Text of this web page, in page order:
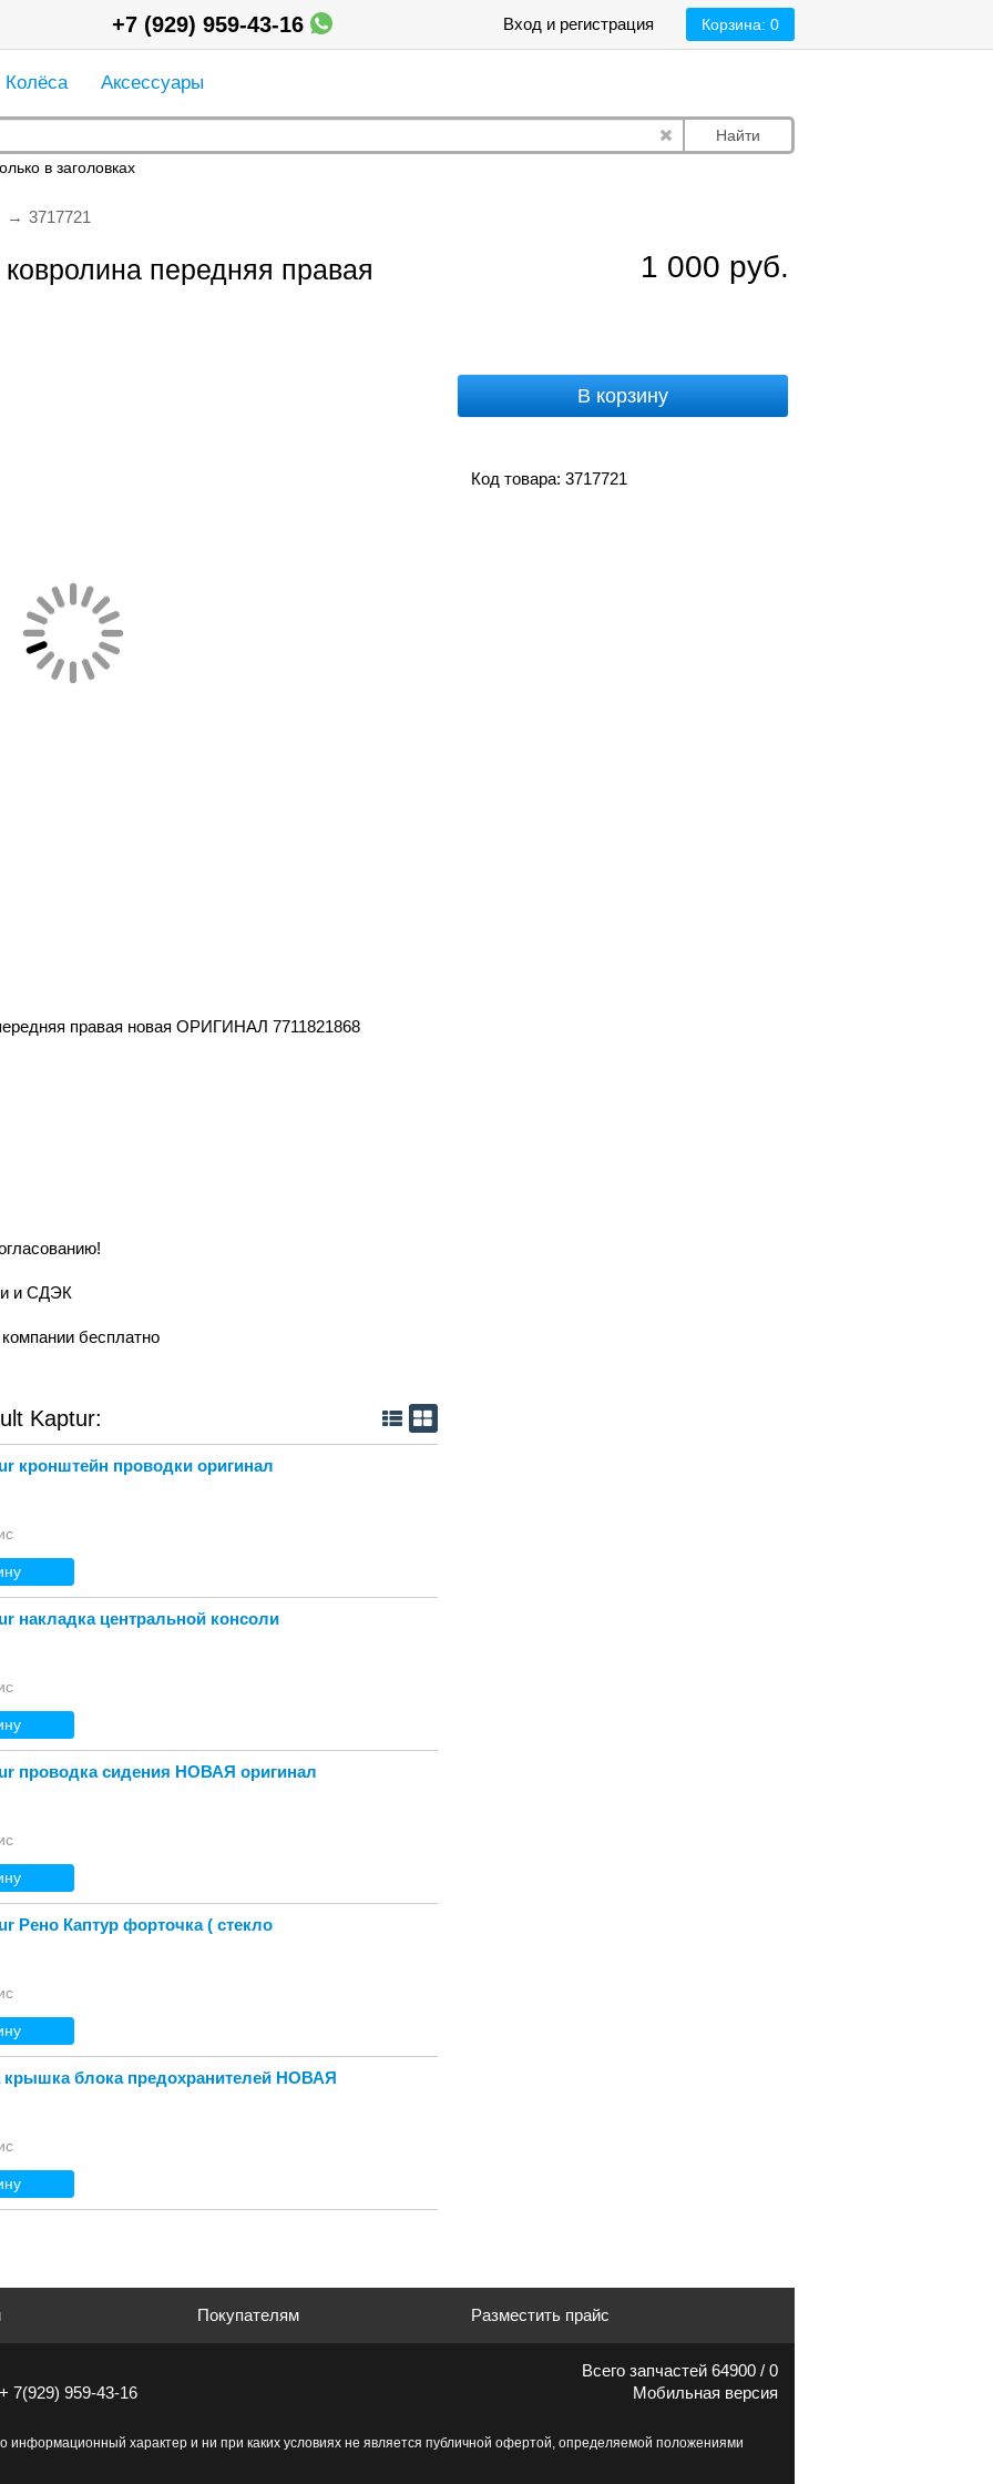
Корзина: 0
Вход и регистрация
+7 (929) 959-43-16
Колёса Аксессуары
Найти
в заголовках
3717721
передняя правая
1 000 руб.
В корзину
Код товара: 3717721
правая новая ОРИГИНАЛ 7711821868
и СДЭК
бесплатно
Kaptur:
кронштейн проводки оригинал
накладка центральной консоли
проводка сидения НОВАЯ оригинал
Рено Каптур форточка ( стекло
крышка блока предохранителей НОВАЯ
Покупателям Разместить прайс
7(929) 959-43-16
Всего запчастей 64900 / 0
Мобильная версия
информационный характер и ни при каких условиях не является публичной офертой, определяемой положениями